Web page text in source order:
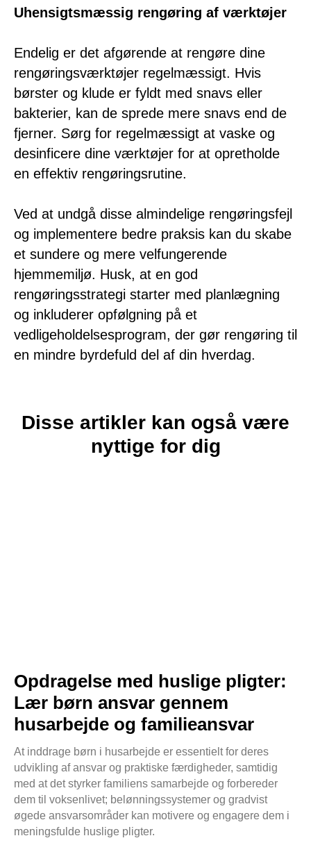
Uhensigtsmæssig rengøring af værktøjer
Endelig er det afgørende at rengøre dine
rengøringsværktøjer regelmæssigt. Hvis
børster og klude er fyldt med snavs eller
bakterier, kan de sprede mere snavs end de
fjerner. Sørg for regelmæssigt at vaske og
desinficere dine værktøjer for at opretholde
en effektiv rengøringsrutine.
Ved at undgå disse almindelige rengøringsfejl
og implementere bedre praksis kan du skabe
et sundere og mere velfungerende
hjemmemiljø. Husk, at en god
rengøringsstrategi starter med planlægning
og inkluderer opfølgning på et
vedligeholdelsesprogram, der gør rengøring til
en mindre byrdefuld del af din hverdag.
Disse artikler kan også være
nyttige for dig
Opdragelse med huslige pligter:
Lær børn ansvar gennem
husarbejde og familieansvar
At inddrage børn i husarbejde er essentielt for deres
udvikling af ansvar og praktiske færdigheder, samtidig
med at det styrker familiens samarbejde og forbereder
dem til voksenlivet; belønningssystemer og gradvist
øgede ansvarsområder kan motivere og engagere dem i
meningsfulde huslige pligter.